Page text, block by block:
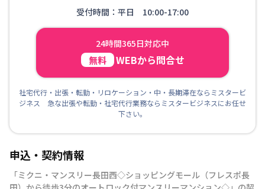
受付時間：平日 10:00-17:00
24時間365日対応中
無料 WEBから問合せ
社宅代行・出張・転勤・リロケーション・中・長期滞在ならミスタービ
ジネス 急な出張や転勤・社宅代行業務ならミスタービジネスにお任せ
下さい。
申込・契約情報
「ミクニ・マンスリー長田西◇ショッピングモール（フレスポ長